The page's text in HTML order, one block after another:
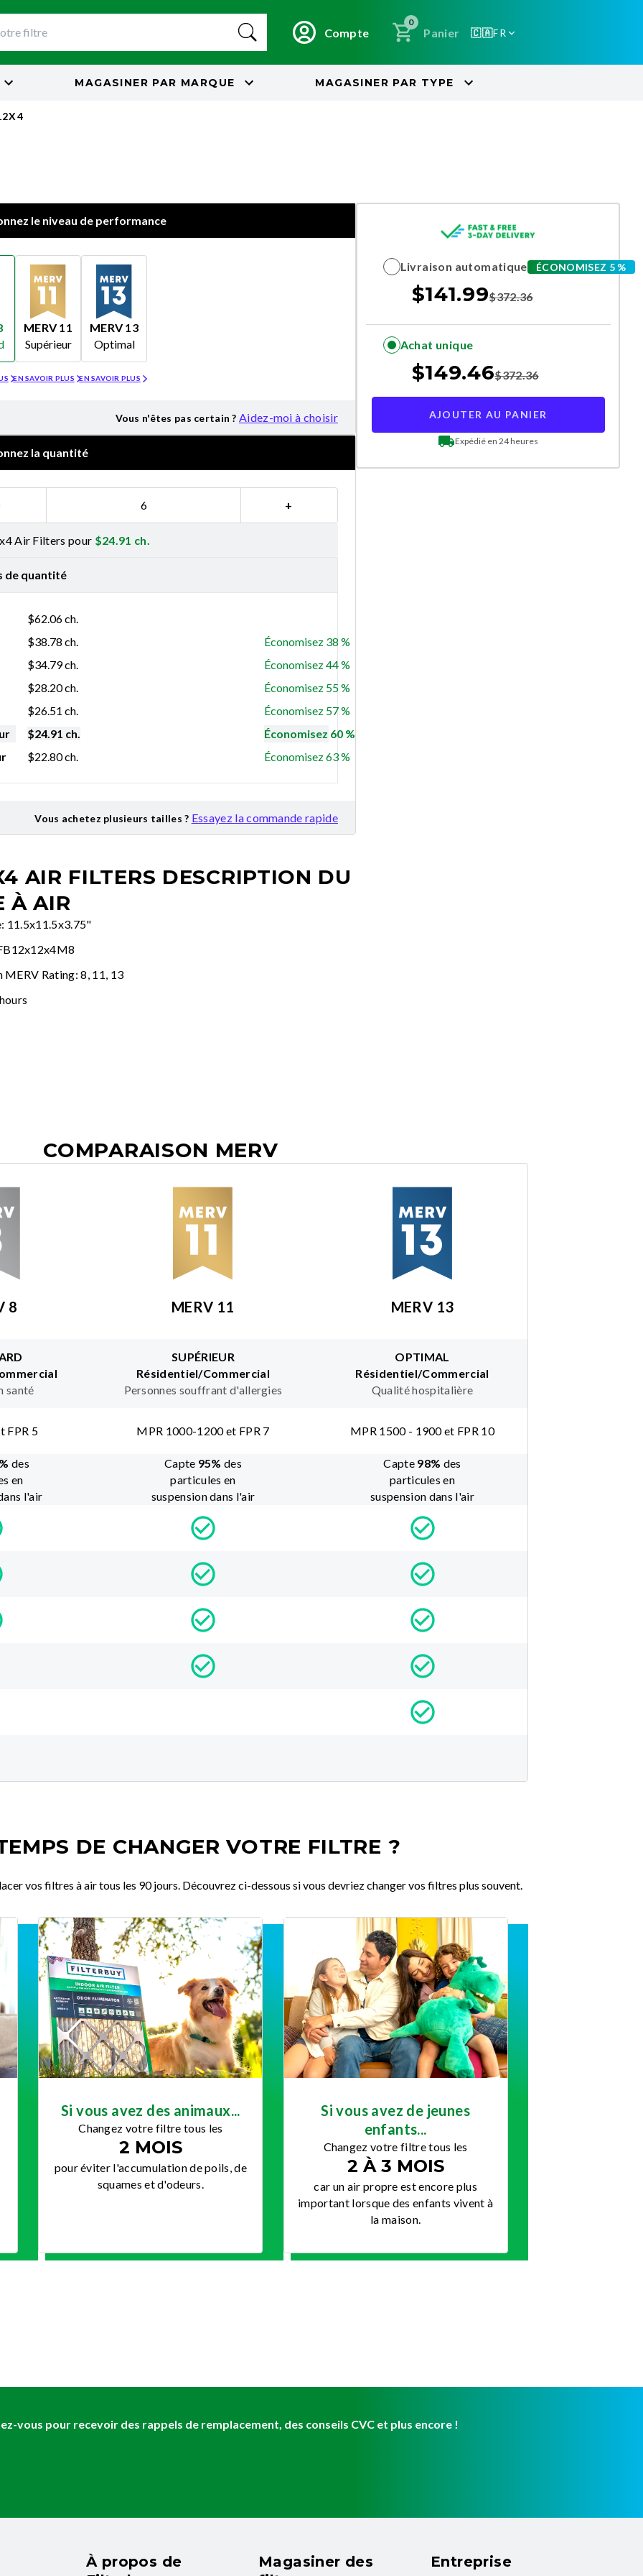
Compte
0
Panier 🇨🇦FR
MAGASINER PAR MARQUE MAGASINER PAR TYPE
le niveau de performance
MERV 11
Supérieur
EN SAVOIR PLUS
MERV 13
Optimal
EN SAVOIR PLUS
Vous n'êtes pas certain ? Aidez-moi à choisir
la quantité
+
Air Filters pour $24.91 ch.
de quantité
$62.06ch.
$38.78 ch.
Économisez 38 %
$34.79ch.
Économisez 44 %
$28.20ch.
Économisez 55 %
$26.51 ch.
Économisez 57 %
$24.91 ch.
Économisez 60 %
$22.80ch. Économisez 63 %
Vous achetez plusieurs tailles ? Essayez la commande rapide
AIR FILTERS DESCRIPTION DU
À AIR
11.5x11.5x3.75"
MERV Rating: 8, 11, 13
Livraison automatique ÉCONOMISEZ 5 %
$141.99$372.36
Achat unique
$149.46$372.36
AJOUTER AU PANIER
Expédié en 24 heures
COMPARAISON MERV
8 MERV 11 MERV 13
santé
SUPÉRIEUR
Résidentiel/Commercial
Personnes souffrant d'allergies
OPTIMAL
Résidentiel/Commercial
Qualité hospitalière
FPR 5 MPR 1000-1200 et FPR 7 MPR 1500 - 1900 et FPR 10
% des
en
l'air
Capte 95% des
particules en
suspension dans l'air
Capte 98% des
particules en
suspension dans l'air
DE CHANGER VOTRE FILTRE ?
vos filtres à air tous les 90 jours. Découvrez ci-dessous si vous devriez changer vos filtres plus souvent.
Si vous avez des animaux...
Changez votre filtre tous les
2 MOIS
pour éviter l'accumulation de poils, de
squames et d'odeurs.
Si vous avez de jeunes
enfants...
Changez votre filtre tous les
2 À 3 MOIS
car un air propre est encore plus
important lorsque des enfants vivent à
la maison.
vous pour recevoir des rappels de remplacement, des conseils CVC et plus encore !
À propos de
Magasiner des
Entreprise